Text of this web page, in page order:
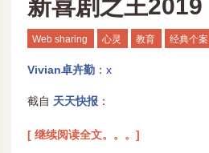
新喜剧之王2019
Web sharing 心灵 教育 经典个案
Vivian卓卉勤 ： x
截自 天天快报 ：
[ 继续阅读全文。。。]